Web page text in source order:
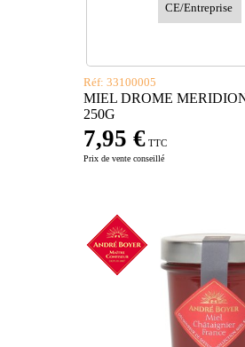
Réf: 33100005
MIEL DROME
250G
7,95 € TTC
Prix de vente conseillé
CE/Entreprise